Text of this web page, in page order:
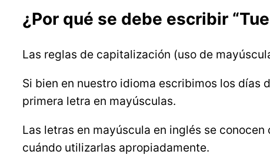
¿Por qué se debe escribir
Las reglas de capitalización (uso de
Si bien en nuestro idioma escribimos los días
primera letra en mayúsculas.
Las letras en mayúscula en inglés se
cuándo utilizarlas apropiadamente.